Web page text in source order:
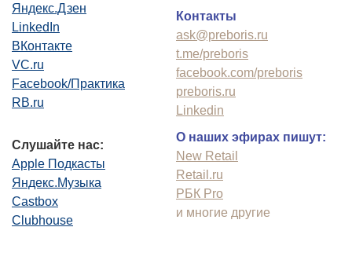
Яндекс.Дзен
LinkedIn
ВКонтакте
VC.ru
Facebook/Практика
RB.ru
Слушайте нас:
Apple Подкасты
Яндекс.Музыка
Castbox
Clubhouse
Контакты
ask@preboris.ru
t.me/preboris
facebook.com/preboris
preboris.ru
Linkedin
О наших эфирах пишут:
New Retail
Retail.ru
РБК Pro
и многие другие